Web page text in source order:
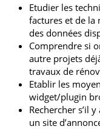
Etudier les
factures et de la
des données
Comprendre si
autre projets
travaux de
Etablir les
widget/plugin
Rechercher s’il
un site